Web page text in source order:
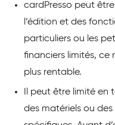
cardPresso peut
l’édition et des
particuliers ou les
financiers limités, ce
plus rentable.
Il peut être limité en
des matériels ou